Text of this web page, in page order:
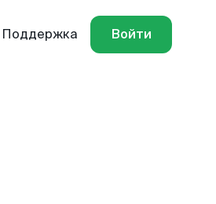
Поддержка Войти